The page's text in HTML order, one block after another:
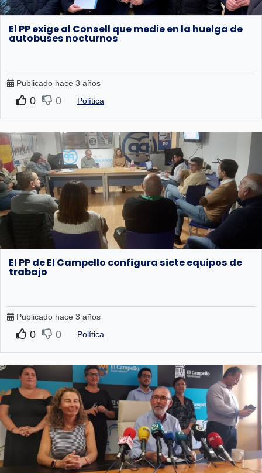
El PP exige al Consell que medie en la huelga de
autobuses nocturnos
Publicado hace 3 años
0 0 Política
El PP de El Campello configura siete equipos de
trabajo
Publicado hace 3 años
0 0 Política